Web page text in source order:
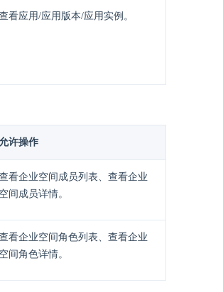
看应用/应用版本/应用实例。
允许操作
看企业空间成员列表、查看企业
空间成员详情。
看企业空间角色列表、查看企业
空间角色详情。